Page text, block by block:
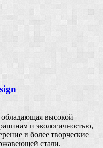
высокой
и экологичностью,
и более творческие
стали.